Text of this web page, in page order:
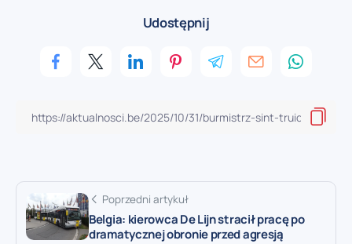
Udostępnij
Poprzedni artykuł
Belgia: kierowca De Lijn stracił pracę po
dramatycznej obronie przed agresją